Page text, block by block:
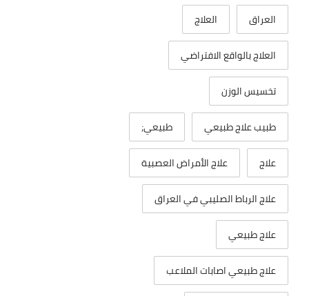
العراق
العلاج
العلاج بالواقع الافتراضي
تخسيس الوزن
طبيب علاج طبيعي
طبيعي;
علاج
علاج الأمراض العصبية
علاج الرباط الصليبي في العراق
علاج طبيعي
علاج طبيعي اصابات الملاعب